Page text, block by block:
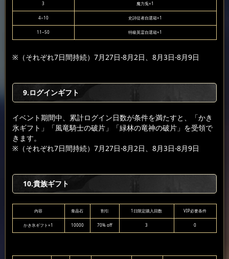
3 魔力兎×1
4~10 史詩従者自選箱×1
11~50 特級英霊自選箱×1
※（それぞれ7日間持続）7月27日-8月2日、8月3日-8月9日
9.ログインギフト
イベント期間中、累計ログイン日数が条件を満たすと、「かき
氷ギフト」「風竜騎士の破片」「緑林の竜神の破片」を受領で
きます。
※（それぞれ7日間持続）7月27日-8月2日、8月3日-8月9日
10.貴族ギフト
内容 青晶石 割引 1日限定購入回数 VIP必要条件
かき氷ギフト×1 10000 70% off 3 0